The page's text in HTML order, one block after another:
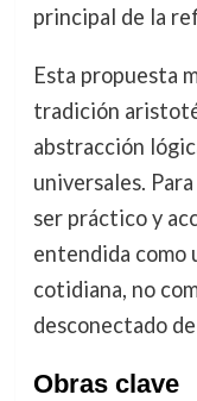
principal de la
Esta propuesta
tradición
abstracción
universales.
ser práctico y
entendida como
cotidiana, no
desconectado
Obras clave